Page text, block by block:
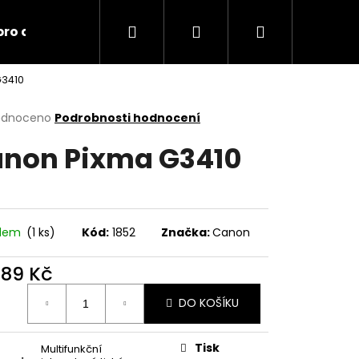
domácnost Nabídka dopravy
Hledat PřihlášeníNákupní
Podrobnosti hodnocení
Pixma G3410
(1 ks) Kód: 1852 Značka:Canon
Kč
DO KOŠÍKU
Multifunkční
Tisk
Následující